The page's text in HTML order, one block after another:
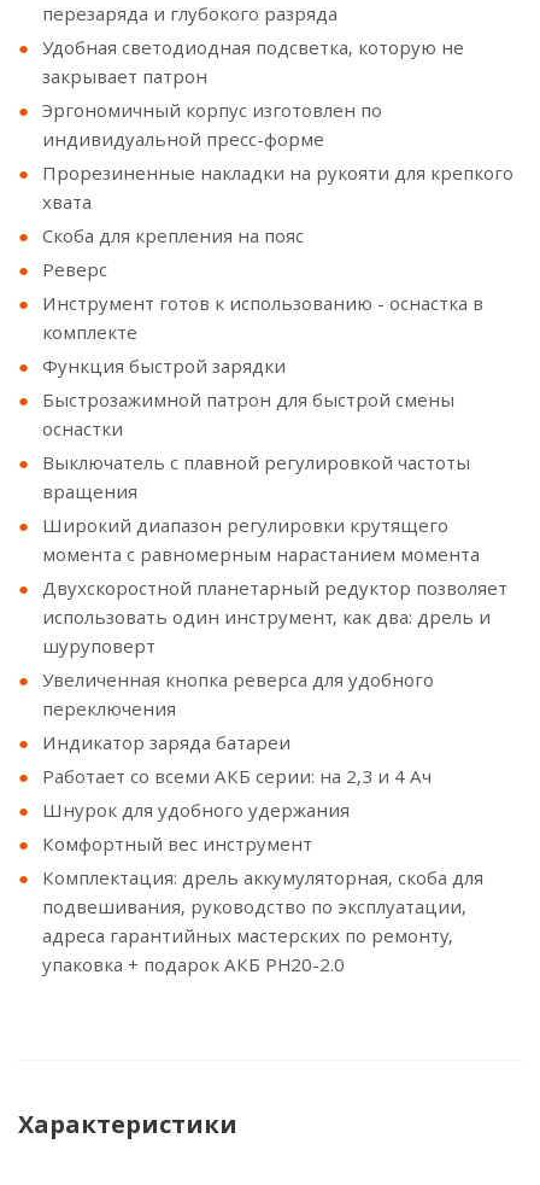
перезаряда и глубокого разряда
Удобная светодиодная подсветка, которую не
закрывает патрон
Эргономичный корпус изготовлен по
индивидуальной пресс-форме
Прорезиненные накладки на рукояти для крепкого
хвата
Скоба для крепления на пояс
Реверс
Инструмент готов к использованию - оснастка в
комплекте
Функция быстрой зарядки
Быстрозажимной патрон для быстрой смены
оснастки
Выключатель с плавной регулировкой частоты
вращения
Широкий диапазон регулировки крутящего
момента с равномерным нарастанием момента
Двухскоростной планетарный редуктор позволяет
использовать один инструмент, как два: дрель и
шуруповерт
Увеличенная кнопка реверса для удобного
переключения
Индикатор заряда батареи
Работает со всеми АКБ серии: на 2,3 и 4 Ач
Шнурок для удобного удержания
Комфортный вес инструмент
Комплектация: дрель аккумуляторная, скоба для
подвешивания, руководство по эксплуатации,
адреса гарантийных мастерских по ремонту,
упаковка + подарок АКБ PH20-2.0
Характеристики